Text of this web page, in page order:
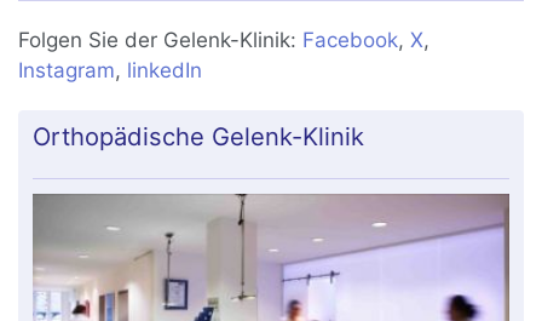
Folgen Sie der Gelenk-Klinik: Facebook,X,
Instagram, linkedIn
Orthopädische Gelenk-Klinik